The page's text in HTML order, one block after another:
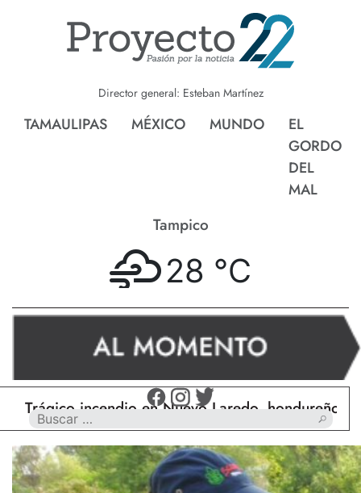
Director general: Esteban Martínez
TAMAULIPAS MÉXICO MUNDO
EL
GORDO
DEL
MAL
Tampico
28 °C
incendio en Nuevo Laredo, hondureño muere